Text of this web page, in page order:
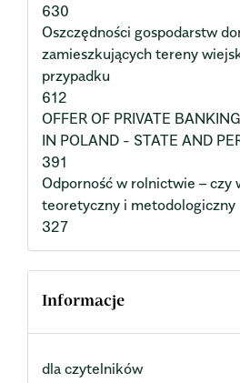
630
Oszczędności gospodarstw
zamieszkujących tereny
przypadku
612
OFFER OF PRIVATE
IN POLAND - STATE AND
391
Odporność w rolnictwie – czy
teoretyczny i metodologiczny
327
Informacje
dla czytelników